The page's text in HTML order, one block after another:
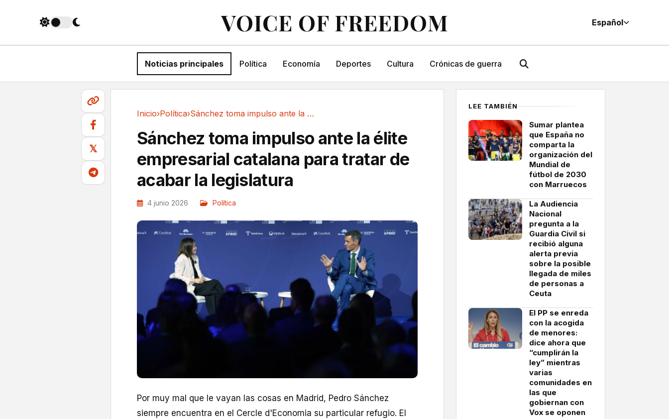
VOICE OF FREEDOM Español
Noticias principales Política Economía Deportes Cultura Crónicas de guerra
𝕏
Inicio›Política› Sánchez toma impulso ante la élite empresarial...
Sánchez toma impulso ante la élite
empresarial catalana para tratar de
acabar la legislatura
4 junio 2026 Política
Por muy mal que le vayan las cosas en Madrid, Pedro Sánchez
siempre encuentra en el Cercle d'Economia su particular refugio. El
LEE TAMBIÉN
Sumar plantea
que España no
comparta la
organización del
Mundial de
fútbol de 2030
con Marruecos
La Audiencia
Nacional
pregunta a la
Guardia Civil si
recibió alguna
alerta previa
sobre la posible
llegada de miles
de personas a
Ceuta
El PP se enreda
con la acogida
de menores:
dice ahora que
“cumplirán la
ley” mientras
varias
comunidades en
las que
gobiernan con
Vox se oponen